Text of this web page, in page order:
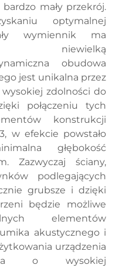
mały przekrój.
optymalnej
wymiennik ma
niewielką
obudowa
jest unikalna przez
zdolności do
połączeniu tych
konstrukcji
w efekcie powstało
głębokość
Zazwyczaj ściany,
podlegających
grubsze i dzięki
będzie możliwe
elementów
akustycznego i
urządzenia
o wysokiej